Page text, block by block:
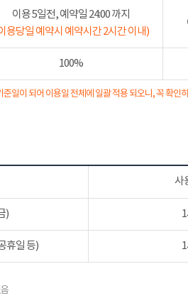
이용 5일전, 예약일 24:00 까지
용당일 예약시 예약시간 2시간 이내)
100%
일이 되어 이용일 전체에 일괄 적용 되오니, 꼭 확인
사
)
휴일 등)